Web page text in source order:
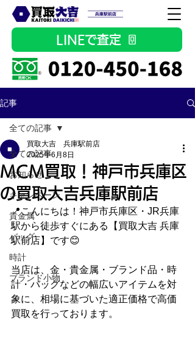
LINEで査定
記事
全ての記事
お知らせ
キャンペーン
貴金属
バッグ
時計
ブランド小物
全ての記事
MCM買取！神戸市兵庫区
の買取大吉兵庫駅前店
買取大吉 兵庫駅前店
2025年6月8日
📍こんにちは！神戸市兵庫区・JR兵庫
駅から徒歩すぐにある【買取大吉 兵庫
駅前店】です😊
当店は、金・貴金属・ブランド品・時
計・バッグなどの幅広いアイテムを対
象に、相場に基づいた適正価格で高価
買取を行っております。